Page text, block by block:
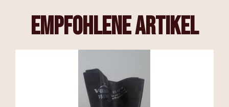
empfohlene Artikel